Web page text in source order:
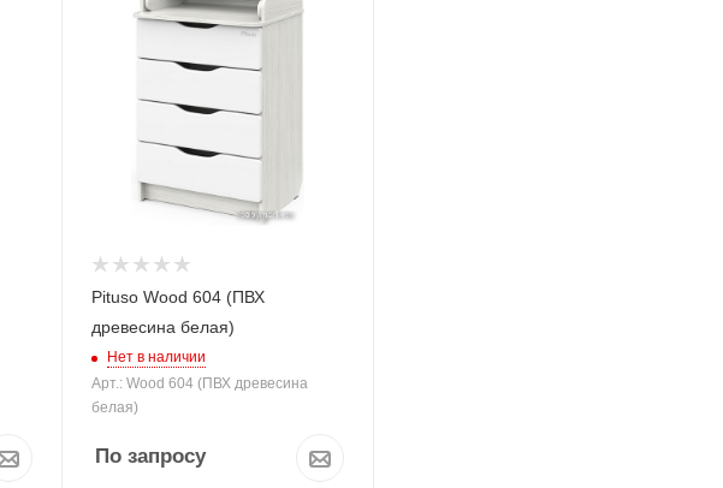
Pituso Wood 604 (ПВХ
древесина белая)
Нет в наличии
Арт.: Wood 604 (ПВХ древесина
белая)
По запросу